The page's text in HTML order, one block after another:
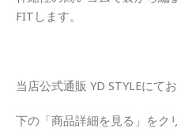
FITします。
当店公式通販 YD STYLEにて
下の「商品詳細を見る」をク